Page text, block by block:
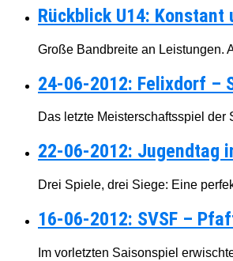
Rückblick U14:
Große Bandbreite an Leistungen.
24-06-2012: Felixdorf –
Das letzte Meisterschaftsspiel
22-06-2012: Jugendtag
Drei Spiele, drei Siege: Eine
16-06-2012: SVSF –
Im vorletzten Saisonspiel